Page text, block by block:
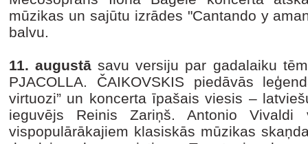
mūzikas un sajūtu izrādes "Cantando y
balvu.
11. augustā savu versiju par gadalaiku
PJACOLLA. ČAIKOVSKIS piedāvās
virtuozi” un koncerta īpašais viesis –
ieguvējs Reinis Zariņš. Antonio
vispopulārākajiem klasiskās mūzikas